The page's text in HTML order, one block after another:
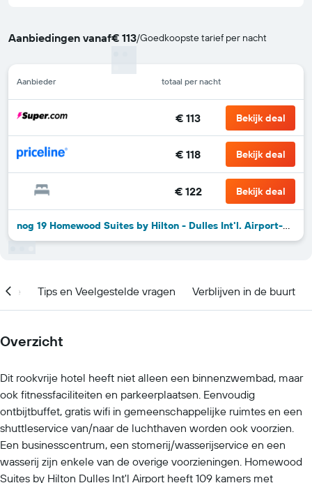
Aanbiedingen vanaf€ 113/Goedkoopste tarief per nacht
Aanbieder totaal per nacht
€ 113 Bekijk deal
€ 118 Bekijk deal
€ 122 Bekijk deal
nog 19 Homewood Suites by Hilton - Dulles Int'l. Airport-deals
Tips en Veelgestelde vragen Verblijven in de buurt
Overzicht
Dit rookvrije hotel heeft niet alleen een binnenzwembad, maar
ook fitnessfaciliteiten en parkeerplaatsen. Eenvoudig
ontbijtbuffet, gratis wifi in gemeenschappelijke ruimtes en een
shuttleservice van/naar de luchthaven worden ook voorzien.
Een businesscentrum, een stomerij/wasserijservice en een
wasserij zijn enkele van de overige voorzieningen. Homewood
Suites by Hilton Dulles Int'l Airport heeft 109 kamers met